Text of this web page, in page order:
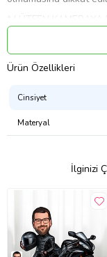
belirgin olursa
* Ebat; Biblo ebadı
farklılıklar gösterecektir.
yakılmamalı, asit
* Kişiye özel ürünler
One Art Tasarım
Ürün Özellikleri
Cinsiyet
Materyal
İlginizi